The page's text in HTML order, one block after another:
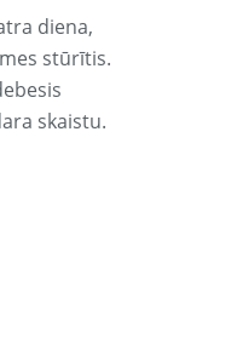
diena,
stūrītis.
skaistu.